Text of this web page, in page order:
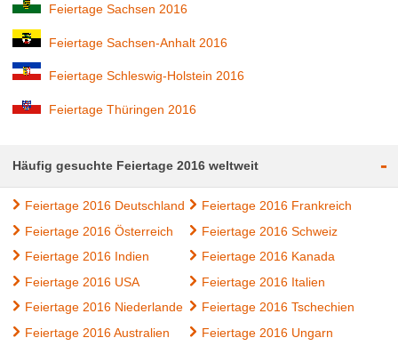
Feiertage Sachsen 2016
Feiertage Sachsen-Anhalt 2016
Feiertage Schleswig-Holstein 2016
Feiertage Thüringen 2016
Häufig gesuchte Feiertage 2016 weltweit -
Feiertage 2016 Deutschland
Feiertage 2016 Frankreich
Feiertage 2016 Österreich
Feiertage 2016 Schweiz
Feiertage 2016 Indien
Feiertage 2016 Kanada
Feiertage 2016 USA
Feiertage 2016 Italien
Feiertage 2016 Niederlande
Feiertage 2016 Tschechien
Feiertage 2016 Australien
Feiertage 2016 Ungarn